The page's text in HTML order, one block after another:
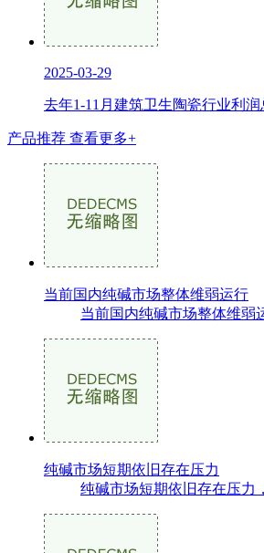
2025-03-29
去年1-11月建筑卫生陶瓷行业利润
产品推荐 查看更多+
当前国内纯碱市场整体维弱运行
当前国内纯碱市场整体维弱
纯碱市场短期依旧存在压力
纯碱市场短期依旧存在压力